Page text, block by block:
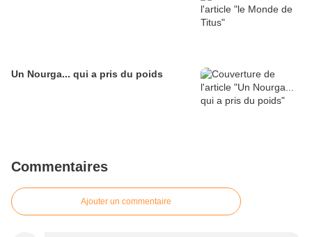
Un Nourga... qui a pris du poids
Commentaires
Ajouter un commentaire